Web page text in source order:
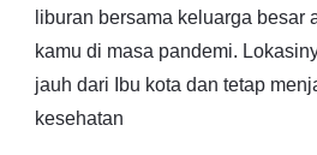
liburan bersama keluarga besar
kamu di masa pandemi.
jauh dari Ibu kota dan tetap
kesehatan